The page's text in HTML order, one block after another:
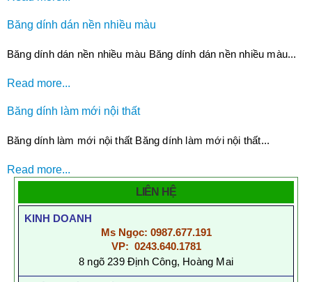
Băng dính dán nền nhiều màu
Băng dính dán nền nhiều màu Băng dính dán nền nhiều màu...
Read more...
Băng dính làm mới nội thất
Băng dính làm mới nội thất Băng dính làm mới nội thất...
Read more...
LIÊN HỆ
KINH DOANH
Ms Ngọc: 0987.677.191
VP: 0243.640.1781
8 ngõ 239 Định Công, Hoàng Mai